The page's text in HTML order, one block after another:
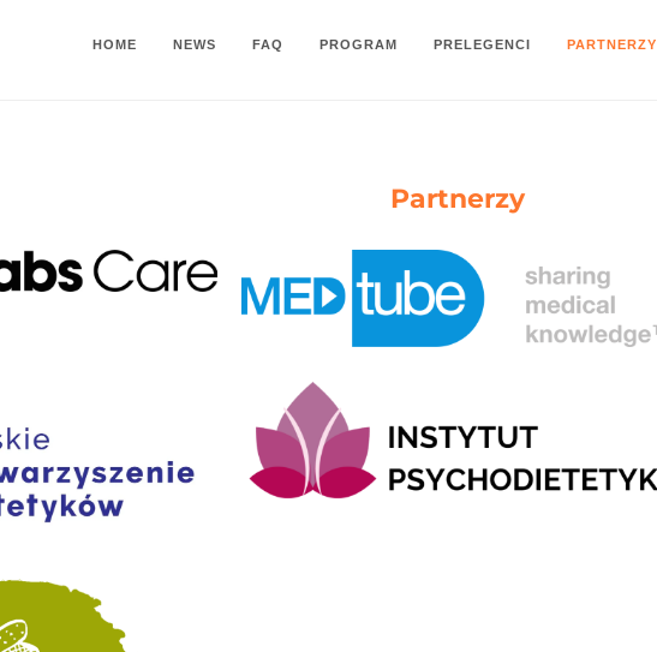
HOME NEWS FAQ PROGRAM PRELEGENCI PARTNERZY
Partnerzy